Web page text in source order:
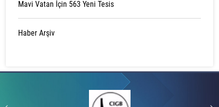
Mavi Vatan İçin 563 Yeni Tesis
Haber Arşiv